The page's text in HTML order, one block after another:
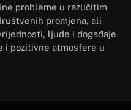
probleme u različitim
promjena, ali
ljude i događaje
i pozitivne atmosfere u